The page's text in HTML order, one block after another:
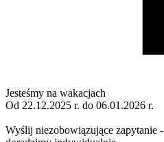
Jesteśmy na wakacjach
Od 22.12.2025 r. do 06.01.2026 r.
Wyślij niezobowiązujące zapytanie -